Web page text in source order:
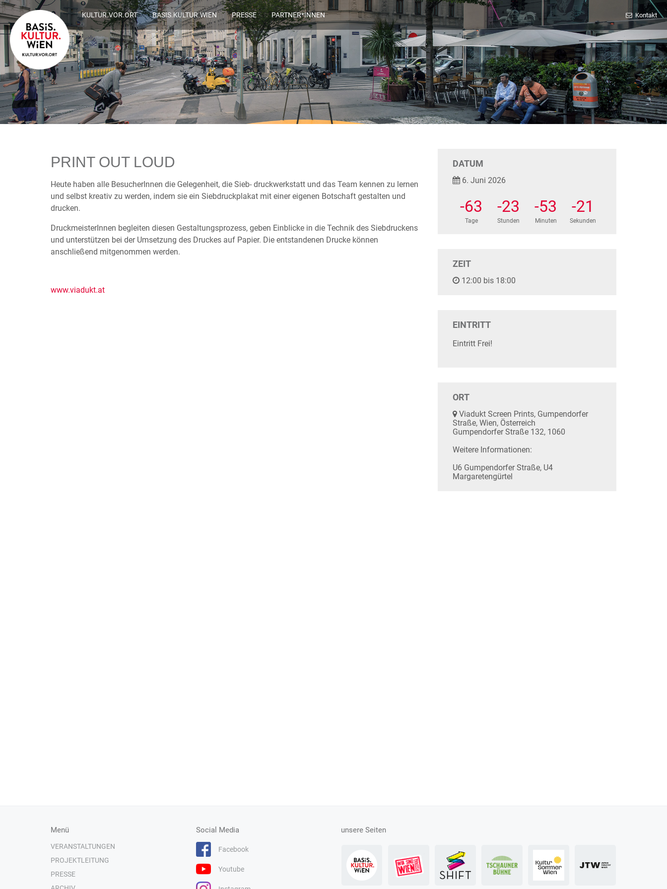
KULTUR.VOR.ORT BASIS.KULTUR.WIEN PRESSE PARTNER*INNEN Kontakt
PRINT OUT LOUD
Heute haben alle BesucherInnen die Gelegenheit, die Sieb- druckwerkstatt und das Team kennen zu lernen
und selbst kreativ zu werden, indem sie ein Siebdruckplakat mit einer eigenen Botschaft gestalten und
drucken.
DruckmeisterInnen begleiten diesen Gestaltungsprozess, geben Einblicke in die Technik des Siebdruckens
und unterstützen bei der Umsetzung des Druckes auf Papier. Die entstandenen Drucke können
anschließend mitgenommen werden.
www.viadukt.at
DATUM
6. Juni 2026
-63
Tage
-23
Stunden
-53
Minuten
-21
Sekunden
ZEIT
12:00 bis 18:00
EINTRITT
Eintritt Frei!
ORT
Viadukt Screen Prints, Gumpendorfer
Straße, Wien, Österreich
Gumpendorfer Straße 132, 1060
Weitere Informationen:
U6 Gumpendorfer Straße, U4
Margaretengürtel
Menü
VERANSTALTUNGEN
PROJEKTLEITUNG
PRESSE
Social Media
Facebook
Youtube
unsere Seiten